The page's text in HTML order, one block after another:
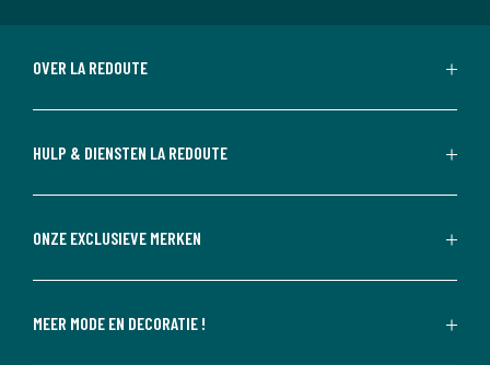
OVER LA REDOUTE
HULP & DIENSTEN LA REDOUTE
ONZE EXCLUSIEVE MERKEN
MEER MODE EN DECORATIE !